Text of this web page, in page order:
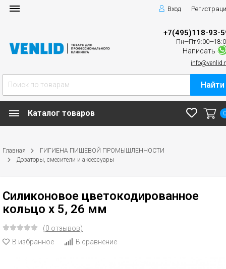
Вход
+7(495)118-93-
Пн—Пт
Написать
Найти
Каталог товаров
Главная
ГИГИЕНА ПИЩЕВОЙ ПРОМЫШЛЕННОСТИ
Дозаторы, смесители и аксессуары
Силиконовое цветокодированное
кольцо х 5, 26 мм
(0 отзывов)
В избранное
В сравнение